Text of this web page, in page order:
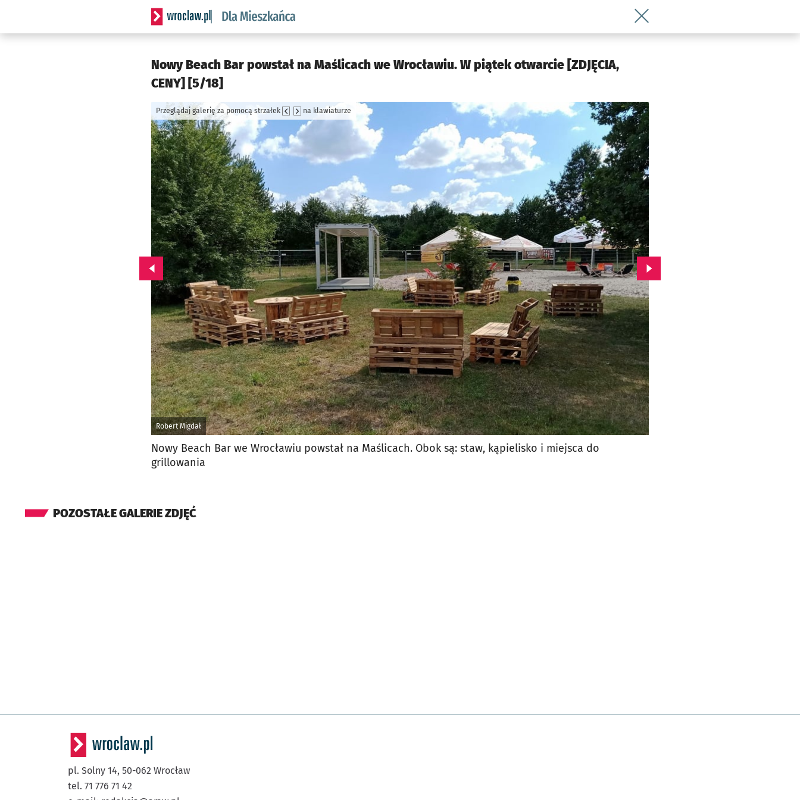
Serwis informacyjny wroclaw.pl podserwis: Dla mieszkańca
Wróć do artykułu Nowy Beach Bar
Nowy Beach Bar powstał na Maślicach we Wrocławiu. W piątek otwarcie [ZDJĘCIA,
CENY] [5/18]
Robert Migdał
Przeglądaj galerię za pomocą strzałek na klawiaturze
Przejdź do poprzedniego zdjęcia. Przejdź do kolejnego zdjęcia.
Nowy Beach Bar we Wrocławiu powstał na Maślicach. Obok są: staw, kąpielisko i miejsca do
grillowania
POZOSTAŁE GALERIE ZDJĘĆ
pl. Solny 14, 50-062 Wrocław
tel. 71 776 71 42